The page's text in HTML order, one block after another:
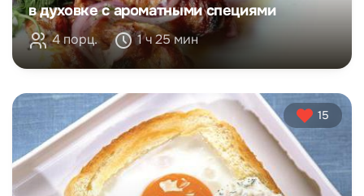
в духовке с ароматными специями
4 порц. 1 ч 25 мин
15